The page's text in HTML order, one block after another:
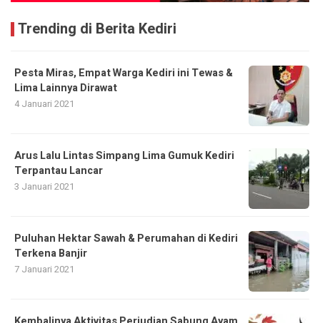
Trending di Berita Kediri
Pesta Miras, Empat Warga Kediri ini Tewas &
Lima Lainnya Dirawat
4 Januari 2021
Arus Lalu Lintas Simpang Lima Gumuk Kediri
Terpantau Lancar
3 Januari 2021
Puluhan Hektar Sawah & Perumahan di Kediri
Terkena Banjir
7 Januari 2021